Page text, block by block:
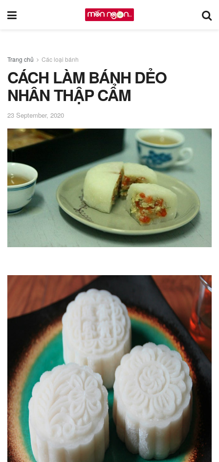
Trang chủ Các loại bánh
CÁCH LÀM BÁNH DẺO
NHÂN THẬP CẨM
23 September, 2020